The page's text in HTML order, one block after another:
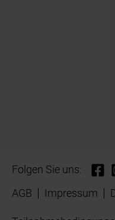
Folgen Sie uns:
AGB
Impressum